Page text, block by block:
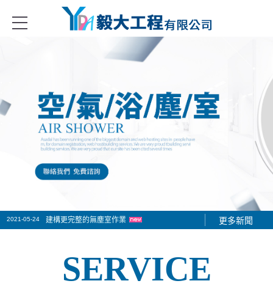
室隔間系列、庫板門、冷凍冷藏庫的設備、無塵室的設備與耗
2021-06-01
2021-05-30
2021-05-24 建構更完整的無塵室作業 更多新聞
SERVICE